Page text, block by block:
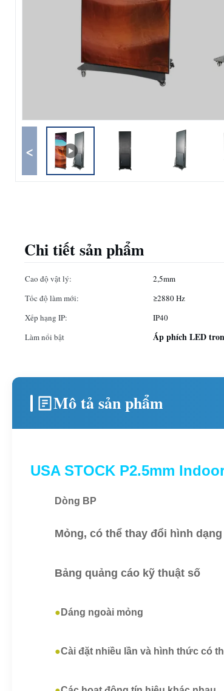
<
Chi tiết sản phẩm
Cao độ vật lý: 2,5mm
Tốc độ làm mới:
≥2880 Hz
Xếp hạng IP:
IP40
Làm nổi bật
Áp phích LED
Mô tả sản phẩm
USA STOCK P2.5mm
Dòng BP
Mỏng, có thể thay đổi hình dạng
Bảng quảng cáo kỹ thuật số
● Dáng ngoài mỏng
●Cài đặt nhiều lần và hình thức có